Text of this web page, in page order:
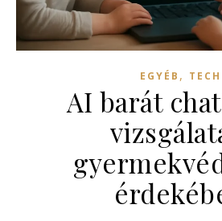
EGYÉB , TECH
AI barát